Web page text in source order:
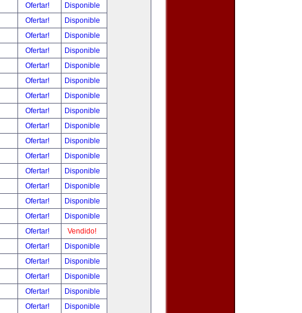
Ofertar!
Disponible
Ofertar!
Disponible
Ofertar!
Disponible
Ofertar!
Disponible
Ofertar!
Disponible
Ofertar!
Disponible
Ofertar!
Disponible
Ofertar!
Disponible
Ofertar!
Disponible
Ofertar!
Disponible
Ofertar!
Disponible
Ofertar!
Disponible
Ofertar!
Disponible
Ofertar!
Disponible
Ofertar!
Disponible
Ofertar!
Vendido!
Ofertar!
Disponible
Ofertar!
Disponible
Ofertar!
Disponible
Ofertar!
Disponible
Ofertar!
Disponible